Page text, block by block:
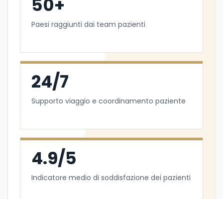
50+
Paesi raggiunti dai team pazienti
24/7
Supporto viaggio e coordinamento paziente
4.9/5
Indicatore medio di soddisfazione dei pazienti